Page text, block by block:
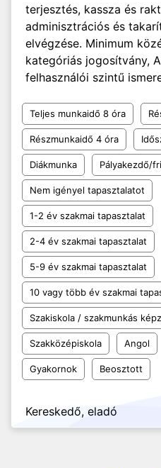
terjesztés, kassza és
adminisztrációs és
elvégzése. Minimum
kategóriás jogosítvány,
felhasználói szintű
Teljes munkaidő 8 óra
Részmunkaidő 4 óra
Diákmunka Pályakezdő/
Nem igényel tapasztalatot
1-2 év szakmai tapasztalat
2-4 év szakmai tapasztalat
5-9 év szakmai tapasztalat
10 vagy több év szakmai
Szakiskola / szakmunkás
Szakközépiskola Angol
Gyakornok Beosztott
Kereskedő, eladó